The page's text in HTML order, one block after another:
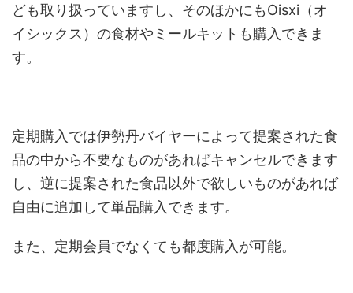
ども取り扱っていますし、そのほかにもOisxi（オ
イシックス）の食材やミールキットも購入できま
す。
定期購入では伊勢丹バイヤーによって提案された食
品の中から不要なものがあればキャンセルできます
し、逆に提案された食品以外で欲しいものがあれば
自由に追加して単品購入できます。
また、定期会員でなくても都度購入が可能。